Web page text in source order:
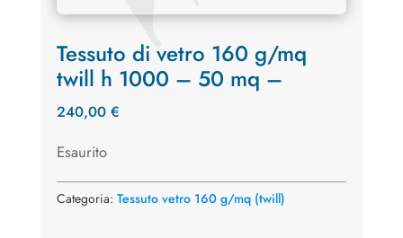
Tessuto di vetro 160 g/mq
twill h 1000 – 50 mq –
240,00 €
Esaurito
Categoria: Tessuto vetro 160 g/mq (twill)